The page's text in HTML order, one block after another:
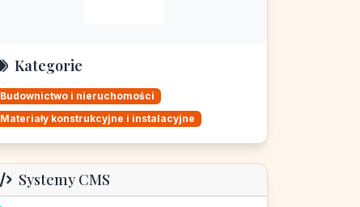
Kategorie
Budownictwo i nieruchomości
Materiały konstrukcyjne i instalacyjne
Systemy CMS